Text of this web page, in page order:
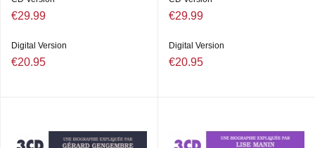
€29.99
Digital Version
€20.95
€29.99
Digital Version
€20.95